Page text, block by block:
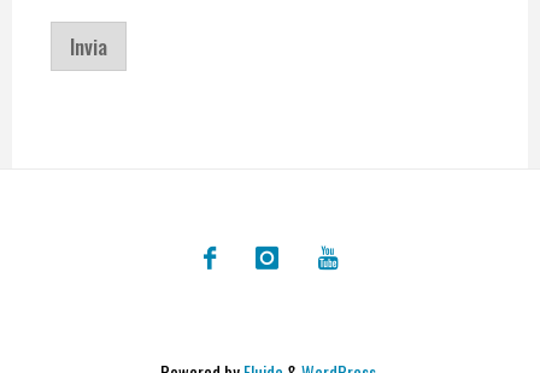
Invia